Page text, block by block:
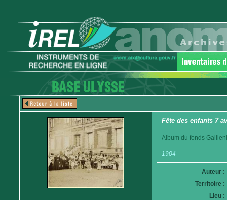
Fête des enfants 7
Album du fonds
1904
Auteur :
Territoire :
Lieu :